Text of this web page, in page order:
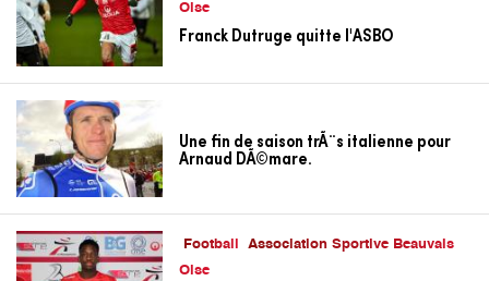
Oise
Franck Dutruge quitte l'ASBO
Une fin de saison trÃ¨s italienne pour
Arnaud DÃ©mare.
Football
Association Sportive Beauvais
Oise